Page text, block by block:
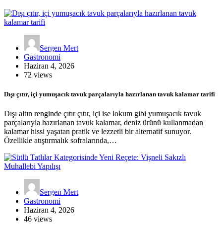
Sergen Mert
Gastronomi
Haziran 4, 2026
72 views
Dışı çıtır, içi yumuşacık tavuk parçalarıyla hazırlanan tavuk kalamar tarifi
Dışı altın renginde çıtır çıtır, içi ise lokum gibi yumuşacık tavuk
parçalarıyla hazırlanan tavuk kalamar, deniz ürünü kullanmadan
kalamar hissi yaşatan pratik ve lezzetli bir alternatif sunuyor.
Özellikle atıştırmalık sofralarında,…
Sergen Mert
Gastronomi
Haziran 4, 2026
46 views